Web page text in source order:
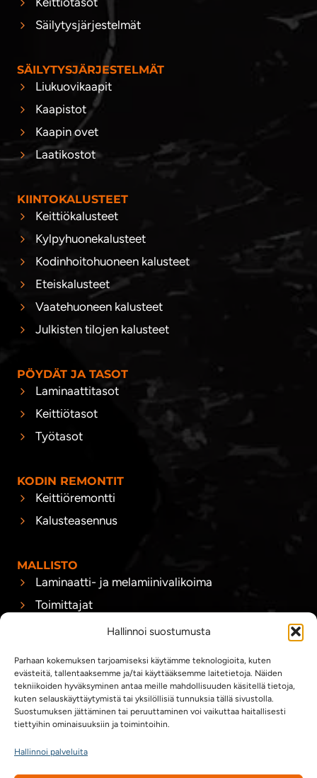
Hallinnoi suostumusta
Parhaan kokemuksen tarjoamiseksi käytämme teknologioita, kuten
evästeitä, tallentaaksemme ja/tai käyttääksemme laitetietoja. Näiden
tekniikoiden hyväksyminen antaa meille mahdollisuuden käsitellä tietoja,
kuten selauskäyttäytymistä tai yksilöllisiä tunnuksia tällä sivustolla.
Suostumuksen jättäminen tai peruuttaminen voi vaikuttaa haitallisesti
tiettyihin ominaisuuksiin ja toimintoihin.
Hallinnoi palveluita
Säilytysjärjestelmät
SÄILYTYSJÄRJESTELMÄT
Liukuovikaapit
Kaapistot
Kaapin ovet
Laatikostot
KIINTOKALUSTEET
Keittiökalusteet
Kylpyhuonekalusteet
Kodinhoitohuoneen kalusteet
Eteiskalusteet
Vaatehuoneen kalusteet
Julkisten tilojen kalusteet
PÖYDÄT JA TASOT
Laminaattitasot
Keittiötasot
Työtasot
KODIN REMONTIT
Keittiöremontti
Kalusteasennus
MALLISTO
Laminaatti- ja melamiinivalikoima
Toimittajat
Blogi
Yhteystiedot
Yhteistyökumppanit